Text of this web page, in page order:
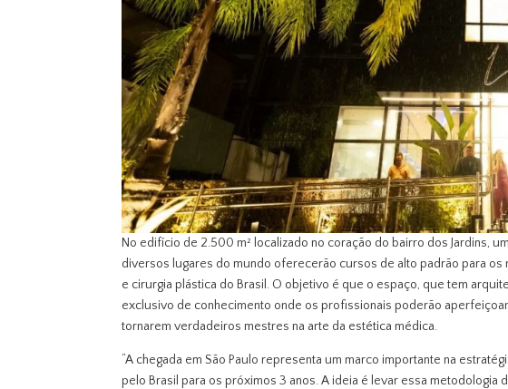
No edifício de 2.500 m² localizado no coração do bairro dos Jardins,
diversos lugares do mundo oferecerão cursos de alto padrão para os
e cirurgia plástica do Brasil. O objetivo é que o espaço, que tem
exclusivo de conhecimento onde os profissionais poderão
tornarem verdadeiros mestres na arte da estética médica.
“A chegada em São Paulo representa um marco importante na
pelo Brasil para os próximos 3 anos. A ideia é levar essa